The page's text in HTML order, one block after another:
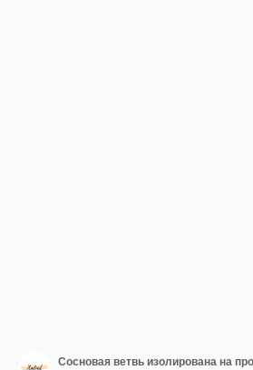
Сосновая ветвь изолирована на